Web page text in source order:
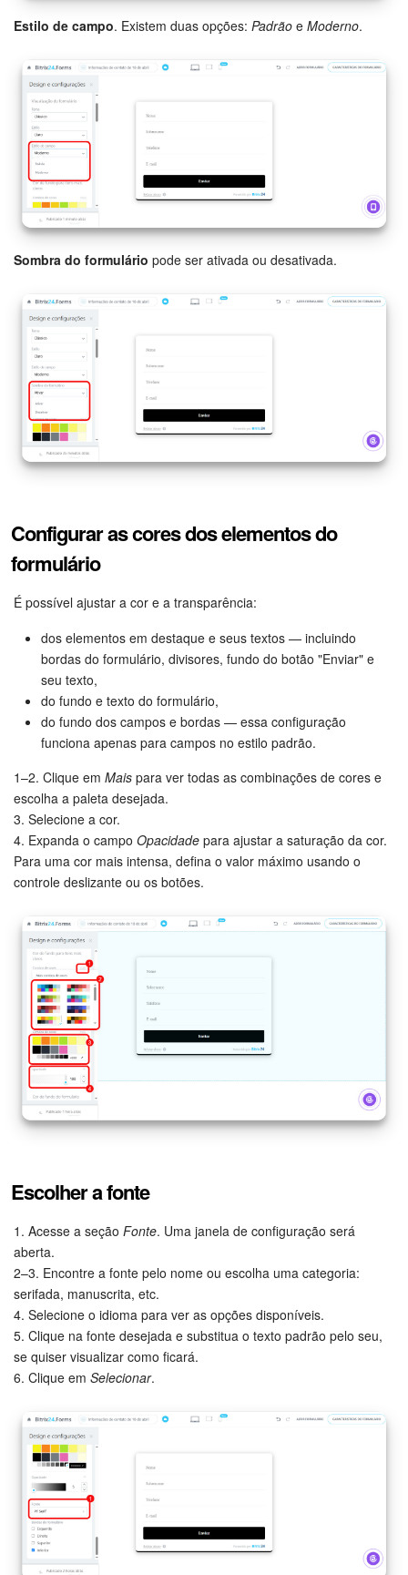
Questões Gerais
Novidades do Helpdesk (arquivo)
COMECE GRÁTIS
LOGIN
Estilo de campo. Existem duas opções: Padrão e Moderno.
Sombra do formulário pode ser ativada ou desativada.
Configurar as cores dos elementos do
formulário
É possível ajustar a cor e a transparência:
dos elementos em destaque e seus textos — incluindo
bordas do formulário, divisores, fundo do botão "Enviar" e
seu texto,
do fundo e texto do formulário,
do fundo dos campos e bordas — essa configuração
funciona apenas para campos no estilo padrão.
1–2. Clique em Mais para ver todas as combinações de cores e
escolha a paleta desejada.
3. Selecione a cor.
4. Expanda o campo Opacidade para ajustar a saturação da cor.
Para uma cor mais intensa, defina o valor máximo usando o
controle deslizante ou os botões.
Escolher a fonte
1. Acesse a seção Fonte. Uma janela de configuração será
aberta.
2–3. Encontre a fonte pelo nome ou escolha uma categoria:
serifada, manuscrita, etc.
4. Selecione o idioma para ver as opções disponíveis.
5. Clique na fonte desejada e substitua o texto padrão pelo seu,
se quiser visualizar como ficará.
6. Clique em Selecionar.